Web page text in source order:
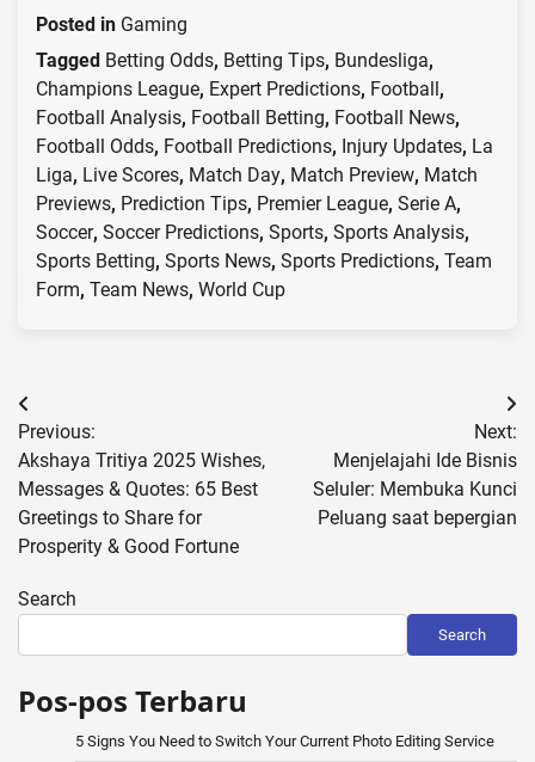
Posted in Gaming
Tagged Betting Odds, Betting Tips, Bundesliga,
Champions League, Expert Predictions, Football,
Football Analysis, Football Betting, Football News,
Football Odds, Football Predictions, Injury Updates, La
Liga, Live Scores, Match Day, Match Preview, Match
Previews, Prediction Tips, Premier League, Serie A,
Soccer, Soccer Predictions, Sports, Sports Analysis,
Sports Betting, Sports News, Sports Predictions, Team
Form, Team News, World Cup
Post
navigation
Previous:
Akshaya Tritiya 2025 Wishes,
Messages & Quotes: 65 Best
Greetings to Share for
Prosperity & Good Fortune
Next:
Menjelajahi Ide Bisnis
Seluler: Membuka Kunci
Peluang saat bepergian
Search
Search
Pos-pos Terbaru
5 Signs You Need to Switch Your Current Photo Editing Service